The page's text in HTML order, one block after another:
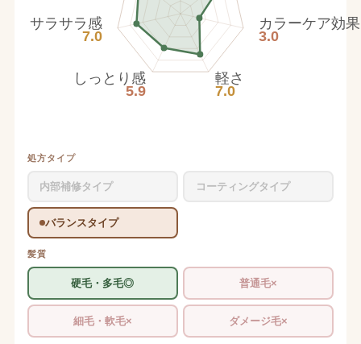
カラーケア効果
3.0
軽さ
7.0
しっとり感
5.9
サラサラ感
7.0
処方タイプ
内部補修タイプ コーティングタイプ
バランスタイプ
髪質
硬毛・多毛◎ 普通毛×
細毛・軟毛× ダメージ毛×